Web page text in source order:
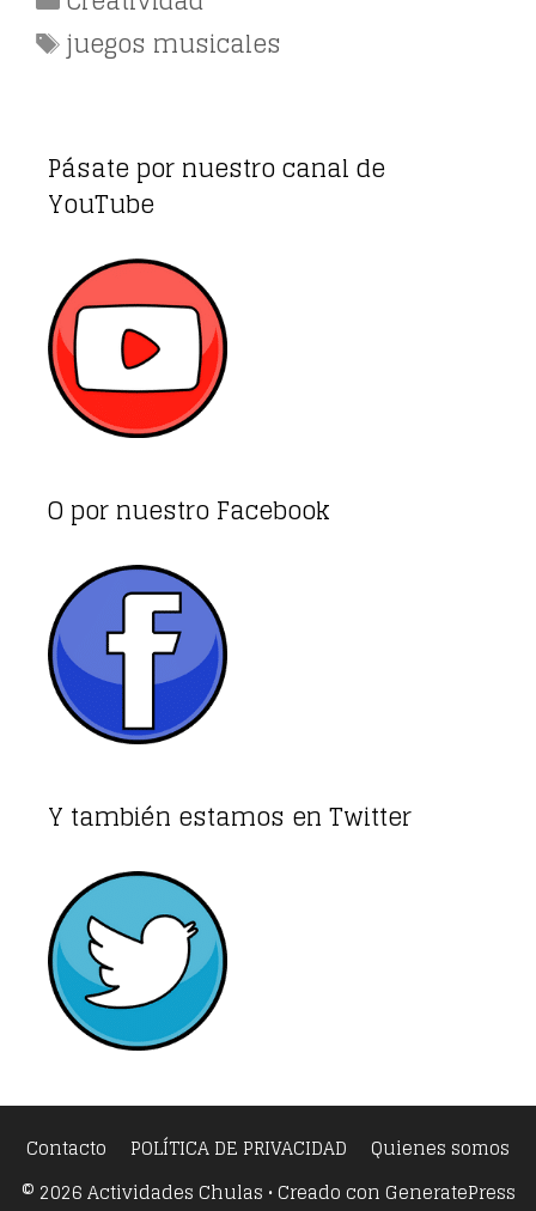
Etiquetas
juegos musicales
Pásate por nuestro canal de
YouTube
O por nuestro Facebook
Y también estamos en Twitter
Contacto POLÍTICA DE PRIVACIDAD
Quienes somos
© 2026 Actividades Chulas • Creado con GeneratePress